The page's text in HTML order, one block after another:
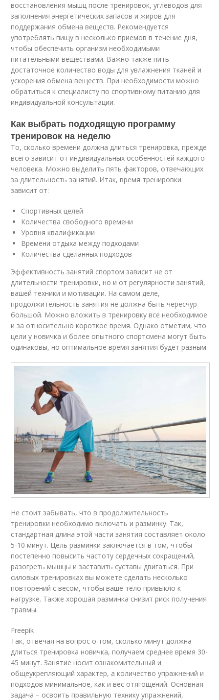
восстановления мышц после тренировок, углеводов для
заполнения энергетических запасов и жиров для
поддержания обмена веществ. Рекомендуется
употреблять пищу в несколько приемов в течение дня,
чтобы обеспечить организм необходимыми
питательными веществами. Важно также пить
достаточное количество воды для увлажнения тканей и
ускорения обмена веществ. При необходимости можно
обратиться к специалисту по спортивному питанию для
индивидуальной консультации.
Как выбрать подходящую программу
тренировок на неделю
То, сколько времени должна длиться тренировка, прежде
всего зависит от индивидуальных особенностей каждого
человека. Можно выделить пять факторов, отвечающих
за длительность занятий. Итак, время тренировки
зависит от:
Спортивных целей
Количества свободного времени
Уровня квалификации
Времени отдыха между подходами
Количества сделанных подходов
Эффективность занятий спортом зависит не от
длительности тренировки, но и от регулярности занятий,
вашей техники и мотивации. На самом деле,
продолжительность занятия не должна быть чересчур
большой. Можно вложить в тренировку все необходимое
и за относительно короткое время. Однако отметим, что
цели у новичка и более опытного спортсмена могут быть
одинаковы, но оптимальное время занятия будет разным.
Не стоит забывать, что в продолжительность
тренировки необходимо включать и разминку. Так,
стандартная длина этой части занятия составляет около
5-10 минут. Цель разминки заключается в том, чтобы
постепенно повысить частоту сердечных сокращений,
разогреть мышцы и заставить суставы двигаться. При
силовых тренировках вы можете сделать несколько
повторений с весом, чтобы ваше тело привыкло к
нагрузке. Также хорошая разминка снизит риск получения
травмы.
Freepik
Так, отвечая на вопрос о том, сколько минут должна
длиться тренировка новичка, получаем среднее время 30-
45 минут. Занятие носит ознакомительный и
общеукрепляющий характер, а количество упражнений и
подходов минимальное, как и вес отягощений. Основная
задача – освоить правильную технику упражнений,